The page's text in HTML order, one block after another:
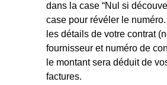
dans la case “Nul si
case pour révéler le
les détails de votre contrat
fournisseur et numéro de
le montant sera déduit de
factures.